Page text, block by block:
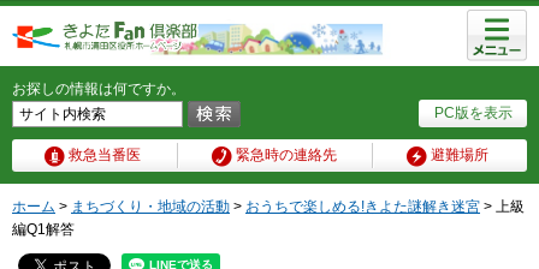
PC版を表示
お探しの情報は何ですか。
救急当番医 緊急時の連絡先 避難場所
メニュ
ー
ホーム > まちづくり・地域の活動 > おうちで楽しめる!きよた謎解き迷宮 > 上級
編Q1解答